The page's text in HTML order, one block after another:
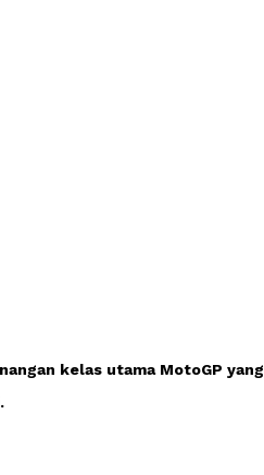
kelas utama MotoGP yang